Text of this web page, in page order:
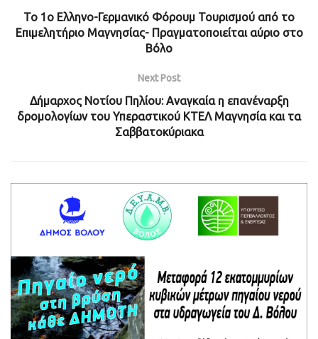
Το 1ο Ελληνο-Γερμανικό Φόρουμ Τουρισμού από το
Επιμελητήριο Μαγνησίας- Πραγματοποιείται αύριο στο
Βόλο
Next Post
Δήμαρχος Νοτίου Πηλίου: Αναγκαία η επανέναρξη
δρομολογίων του Υπεραστικού ΚΤΕΛ Μαγνησία και τα
Σαββατοκύριακα